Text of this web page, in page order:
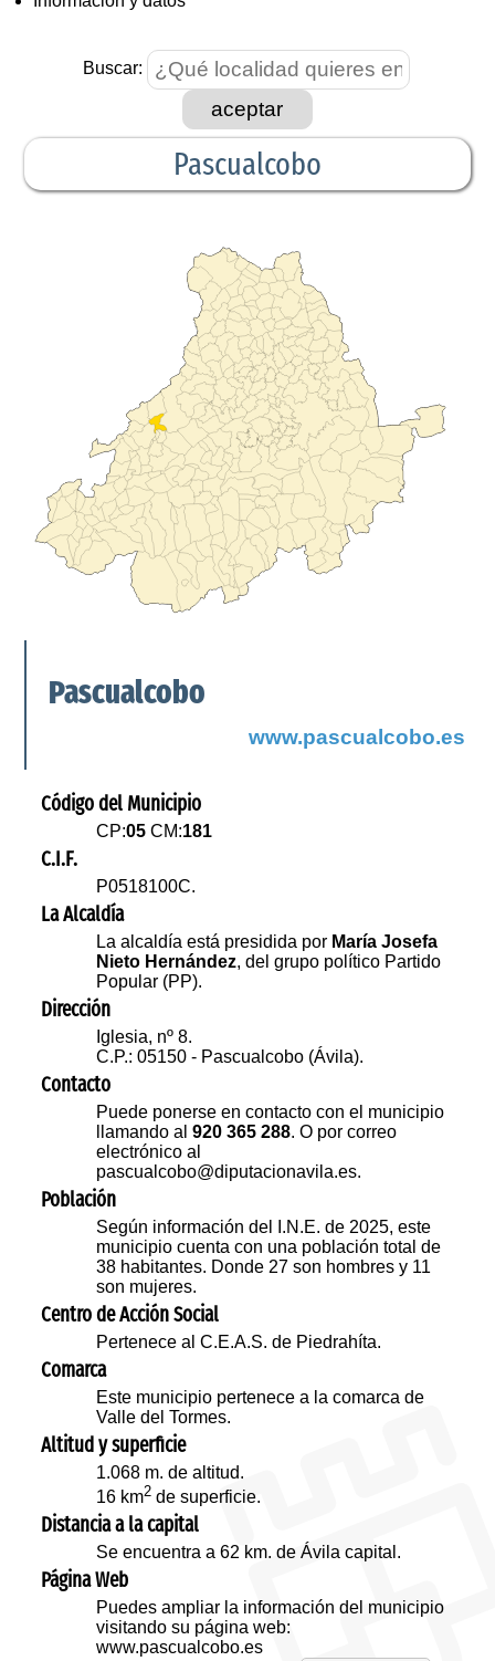
Buscar:
aceptar
Pascualcobo
Pascualcobo
www.pascualcobo.es
Código del Municipio
CP:05 CM:181
C.I.F.
P0518100C.
La Alcaldía
La alcaldía está presidida por María Josefa
Nieto Hernández, del grupo político Partido
Popular (PP).
Dirección
Iglesia, nº 8.
C.P.: 05150 - Pascualcobo (Ávila).
Contacto
Puede ponerse en contacto con el municipio
llamando al920 365 288. O por correo
electrónico al
pascualcobo@diputacionavila.es.
Población
Según información del I.N.E. de 2025, este
municipio cuenta con una población total de
38 habitantes. Donde 27 son hombres y 11
son mujeres.
Centro de Acción Social
Pertenece al C.E.A.S. de Piedrahíta.
Comarca
Este municipio pertenece a la comarca de
Valle del Tormes.
Altitud y superficie
1.068 m. de altitud.
16 km2 de superficie.
Distancia a la capital
Se encuentra a 62 km. de Ávila capital.
Página Web
Puedes ampliar la información del municipio
visitando su página web:
www.pascualcobo.es